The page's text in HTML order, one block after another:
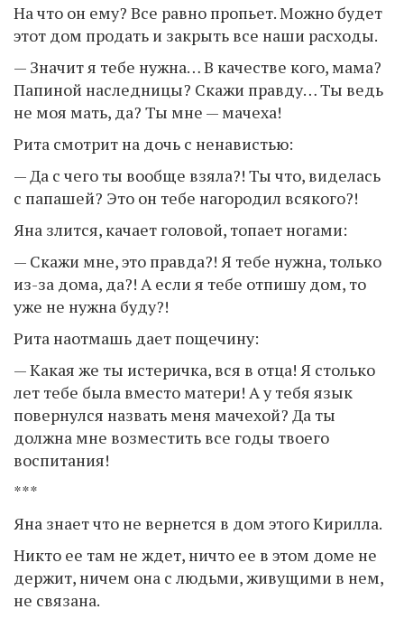
На что он ему? Все равно пропьет. Можно будет
этот дом продать и закрыть все наши расходы.
— Значит я тебе нужна… В качестве кого, мама?
Папиной наследницы? Скажи правду… Ты ведь
не моя мать, да? Ты мне — мачеха!
Рита смотрит на дочь с ненавистью:
— Да с чего ты вообще взяла?! Ты что, виделась
с папашей? Это он тебе нагородил всякого?!
Яна злится, качает головой, топает ногами:
— Скажи мне, это правда?! Я тебе нужна, только
из-за дома, да?! А если я тебе отпишу дом, то
уже не нужна буду?!
Рита наотмашь дает пощечину:
— Какая же ты истеричка, вся в отца! Я столько
лет тебе была вместо матери! А у тебя язык
повернулся назвать меня мачехой? Да ты
должна мне возместить все годы твоего
воспитания!
***
Яна знает что не вернется в дом этого Кирилла.
Никто ее там не ждет, ничто ее в этом доме не
держит, ничем она с людьми, живущими в нем,
не связана.